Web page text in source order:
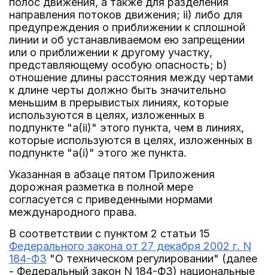
направления потоков движения; ii) либо для
предупреждения о приближении к сплошной
линии и об устанавливаемом ею запрещении
или о приближении к другому участку,
представляющему особую опасность; b)
отношение длины расстояния между чертами
к длине черты должно быть значительно
меньшим в прерывистых линиях, которые
используются в целях, изложенных в
подпункте "a(ii)" этого пункта, чем в линиях,
которые используются в целях, изложенных в
подпункте "a(i)" этого же пункта.
Указанная в абзаце пятом Приложения
дорожная разметка в полной мере
согласуется с приведенными нормами
международного права.
В соответствии с пунктом 2 статьи 15
Федерального закона от 27 декабря 2002 г. N
184-ФЗ "О техническом регулировании" (далее
- Федеральный закон N 184-ФЗ) национальные